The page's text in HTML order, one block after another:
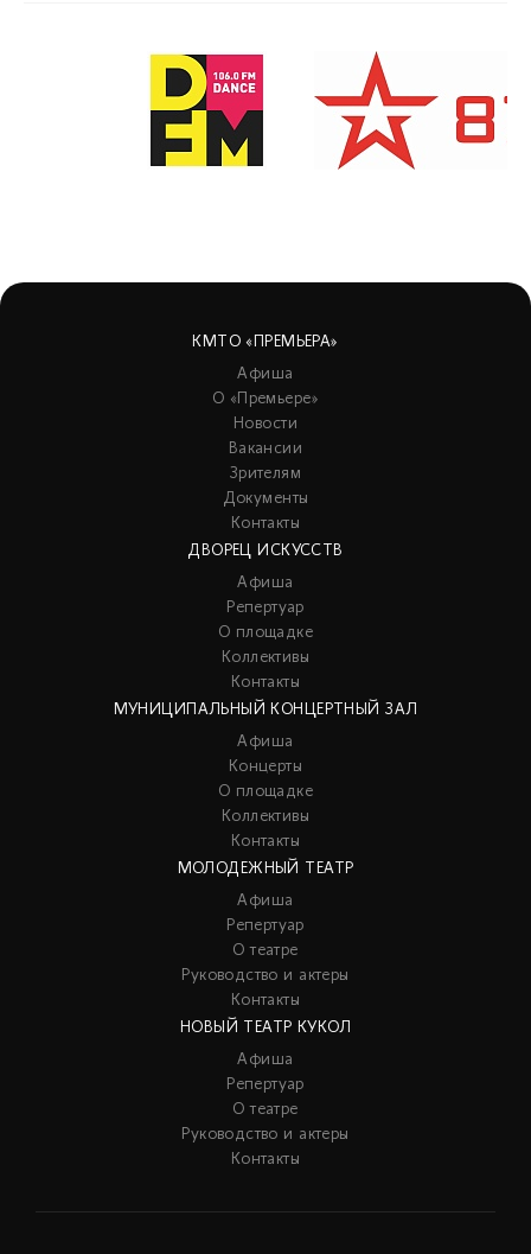
КМТО «ПРЕМЬЕРА»
Афиша
О «Премьере»
Новости
Вакансии
Зрителям
Документы
Контакты
ДВОРЕЦ ИСКУССТВ
Афиша
Репертуар
О площадке
Коллективы
Контакты
МУНИЦИПАЛЬНЫЙ КОНЦЕРТНЫЙ ЗАЛ
Афиша
Концерты
О площадке
Коллективы
Контакты
МОЛОДЕЖНЫЙ ТЕАТР
Афиша
Репертуар
О театре
Руководство и актеры
Контакты
НОВЫЙ ТЕАТР КУКОЛ
Афиша
Репертуар
О театре
Руководство и актеры
Контакты